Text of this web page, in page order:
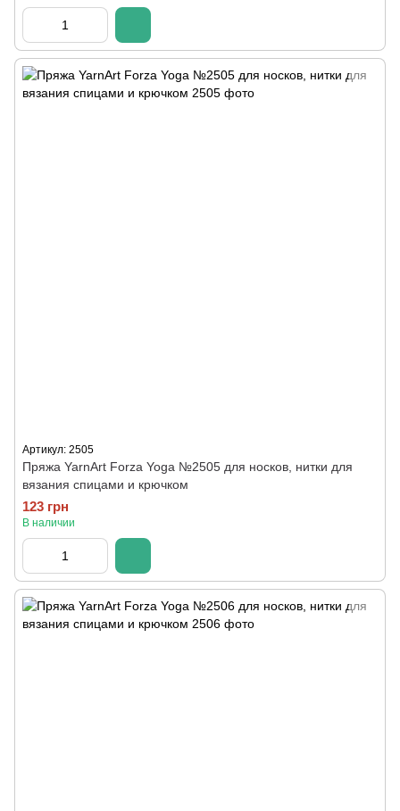
Артикул: 2505
Пряжа YarnArt Forza Yoga №2505 для носков, нитки для
вязания спицами и крючком
123 грн
В наличии